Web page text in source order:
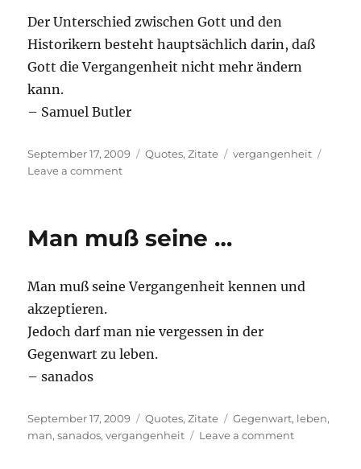
Der Unterschied zwischen Gott und den
Historikern besteht hauptsächlich darin, daß
Gott die Vergangenheit nicht mehr ändern
kann.
– Samuel Butler
Posted
on
September 17, 2009 Categories
Quotes,Zitate Tags
vergangenheit
Leave a commenton
Man muß seine …
Man muß seine Vergangenheit kennen und
akzeptieren.
Jedoch darf man nie vergessen in der
Gegenwart zu leben.
– sanados
Posted
on
September 17, 2009 Categories
Quotes,Zitate Tags
Gegenwart, leben,
man,sanados,vergangenheit Leave a commenton